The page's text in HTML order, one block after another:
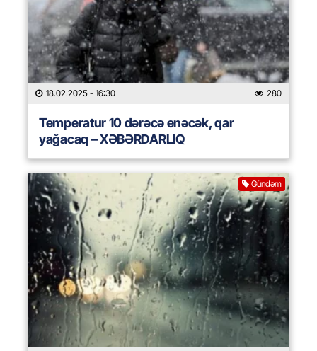
18.02.2025 - 16:30 280
Temperatur 10 dərəcə enəcək, qar
yağacaq – XƏBƏRDARLIQ
Gündəm